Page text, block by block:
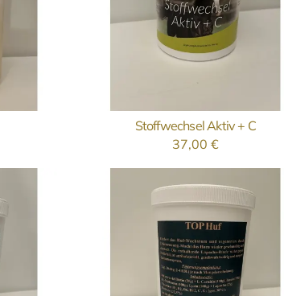
AUSFÜHRUNG WÄHLEN
Stoffwechsel Aktiv + C
37,00 €